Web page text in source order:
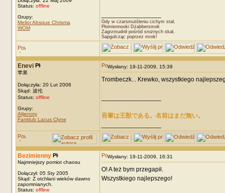
Status: offline
Grupy:
Melior Absque Chrisma
WOM
Gdy w czarsmutśleniu cichym stał,
Płomiennooki Dżabbersmok
Zagrzmudnił pośród srożnych skał,
Sapgulcząc poprzez mrok!
Enevi
苹果
Dołączyła: 20 Lut 2006
Skąd: 波伦
Status: offline
Grupy:
Alijenoty
Fanklub Lacus Clyne
Wysłany: 19-11-2009, 15:39
Trombeczk... Krewko, wszystkiego
吾輩は王獣である。名前はまだ無い。
Bezimienny
Najmniejszy pomiot chaosu
Dołączył: 05 Sty 2005
Skąd: Z otchłani wieków dawno
zapomnianych.
Status: offline
Wysłany: 19-11-2009, 16:31
O! A też bym przegapił.
Wszystkiego najlepszego!